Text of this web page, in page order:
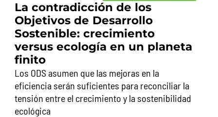
La contradicción de los
Objetivos de Desarrollo
Sostenible: crecimiento
versus ecología en un planeta
finito
Los ODS asumen que las mejoras en la
eficiencia serán suficientes para reconciliar la
tensión entre el crecimiento y la sostenibilidad
ecológica